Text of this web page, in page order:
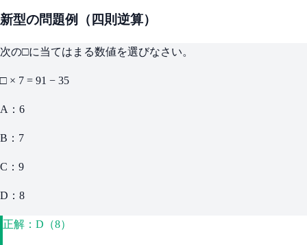
新型の問題例（四則逆算）
次の□に当てはまる数値を選びなさい。
□ × 7 = 91 − 35
A：6
B：7
C：9
D：8
正解：D（8）